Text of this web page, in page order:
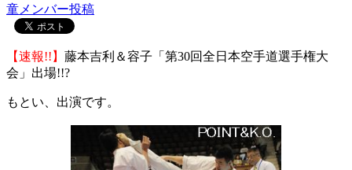
童メンバー投稿
【速報!!】 藤本吉利＆容子「第30回全日本空手道選手権大
会」出場!!?
もとい、出演です。